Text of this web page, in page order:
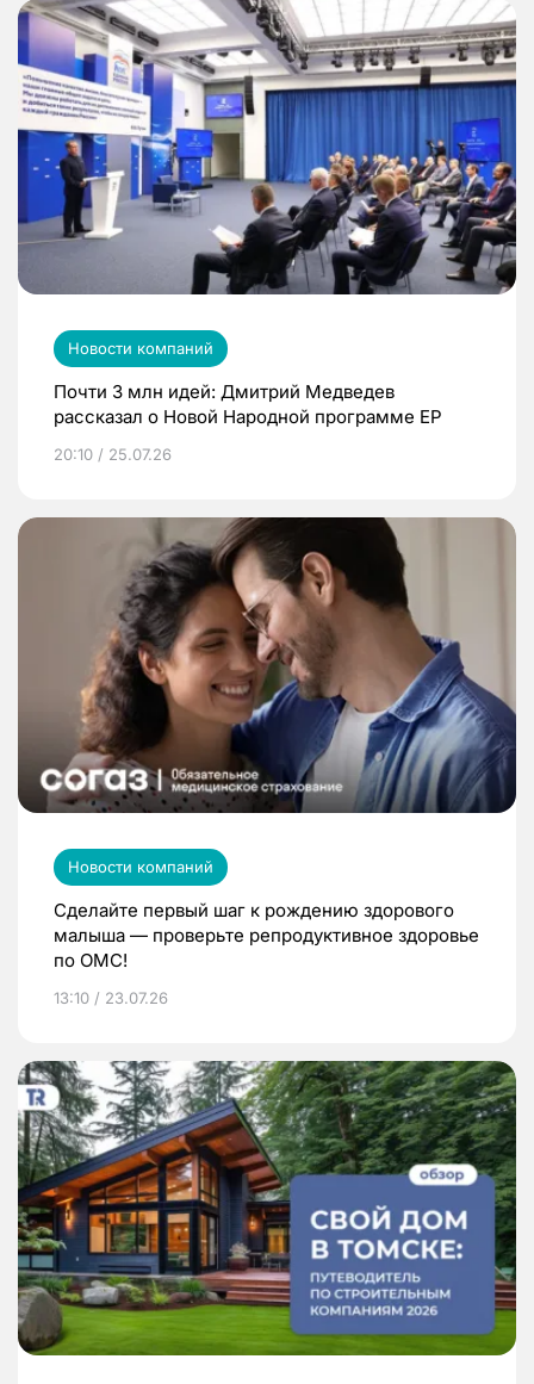
Новости компаний
Почти 3 млн идей: Дмитрий Медведев
рассказал о Новой Народной программе ЕР
20:10 / 25.07.26
Новости компаний
Сделайте первый шаг к рождению здорового
малыша — проверьте репродуктивное здоровье
по ОМС!
13:10 / 23.07.26